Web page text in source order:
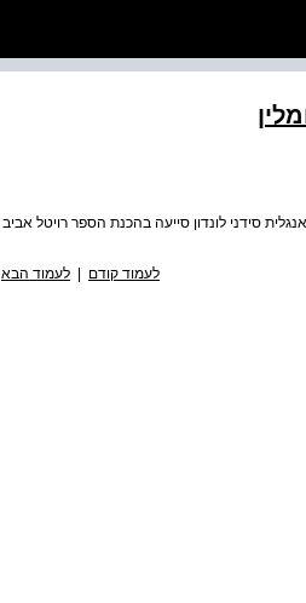
סידני לונדון סייעה בהכנת הספר רויטל אביב
לעמוד קודם | לעמוד הבא